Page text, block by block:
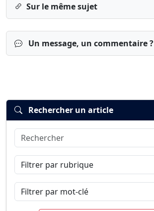
Sur le même sujet
Un message, un commentaire ?
Connexion
Rechercher un article
Rechercher
Filtrer par rubrique
Filtrer par mot-clé